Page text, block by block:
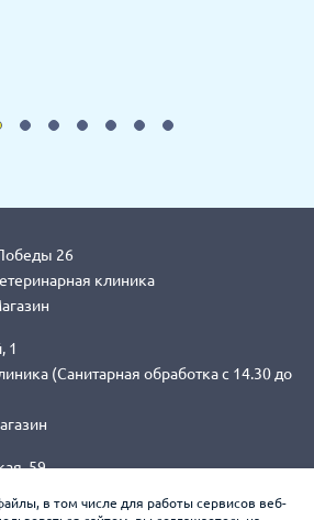
в том числе для работы сервисов веб-
26
клиника
1
(Санитарная обработка с 14.30 до
59